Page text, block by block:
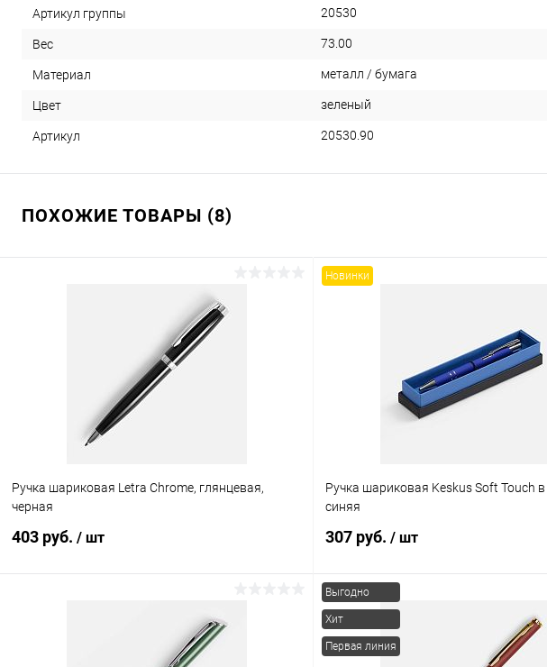
Артикул группы 20530
Вес 73.00
Материал металл / бумага
Цвет зеленый
Артикул 20530.90
ПОХОЖИЕ ТОВАРЫ (8)
Ручка шариковая Letra Chrome, глянцевая,
черная
403 руб. / шт
К сравнению
Новинки
Ручка шариковая Keskus Soft Touch в
синяя
307 руб. / шт
Купить в 1 клик К
Выгодно
Хит
Первая линия